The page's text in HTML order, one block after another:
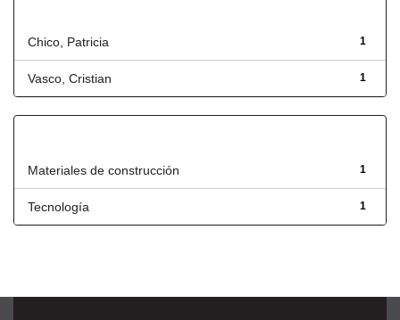
1
Chico, Patricia
1
Vasco, Cristian
1
Materiales de construcción
1
Tecnología